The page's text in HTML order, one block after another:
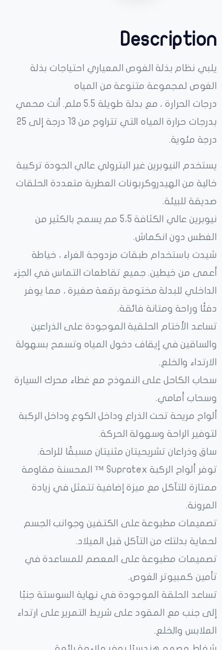
Description
يلبي نظام بذلة الغوص المعياري احتياجات بذلة
الغوص لمجموعة متنوعة من المياه
درجات الحرارة ، مع بدلة طويلة 5.5 ملم. أنت محمي
بدرجات حرارة المياه التي تتراوح من 13 درجة إلى 25
درجة مئوية.
يستخدم النيوبرين غير البترولي عالي الجودة تركيبة
خالية من الهيدروكربونات العطرية متعددة الحلقات
صديقة للبيئة.
نيوبرين عالي الكثافة 5،5 مم يسمح بالكثير من
الغطس دون انكماش.
شيدت باستخدام طبقات مزدوجة الغراء ، خياطة
أعمى من خيطين. جميع تقاطعات التماس في الجزء
الداخلي للبدلة مختومة برقعة صغيرة ، مما يوفر
دفئًا وراحة ومتانة فائقة.
تساعد الأختام الحلقية الموجودة على الذراعين
والساقين في إيقاف دخول المياه وتسمح بسهولة
الارتداء والخلع.
سحاب الكاحل على النموذج مع غطاء محرك السيارة
وسحاب أمامي.
ألواح مريحة تحت الذراع وداخل الكوع وداخل الركبة
لتوفير الراحة وسهولة الحركة.
ساق وذراعان تشريحيتان مثنيتان مسبقًا للراحة.
توفر ألواح الركبة Supratex ™ المحسنة مقاومة
ممتازة للتآكل مع ميزة إضافية تتمثل في زيادة
المرونة.
تصميمات مطبوعة على الكتفين وجوانب الجسم
لحماية بدلتك من التآكل قبل الميلاد.
تصميمات مطبوعة على المعصم للمساعدة في
تأمين كمبيوتر الغوص.
تساعد الحلقة الموجودة في نهاية السوستة جنبًا
إلى جنب مع المقود على شريط التمرير على ارتداء
الملابس والخلع.